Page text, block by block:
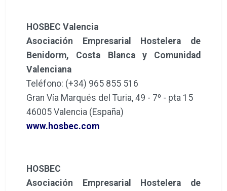
HOSBEC Valencia
Asociación Empresarial Hostelera de
Benidorm, Costa Blanca y Comunidad
Valenciana
Teléfono: (+34) 965 855 516
Gran Vía Marqués del Turia, 49 - 7º - pta 15
46005 Valencia (España)
www.hosbec.com
HOSBEC
Asociación Empresarial Hostelera de